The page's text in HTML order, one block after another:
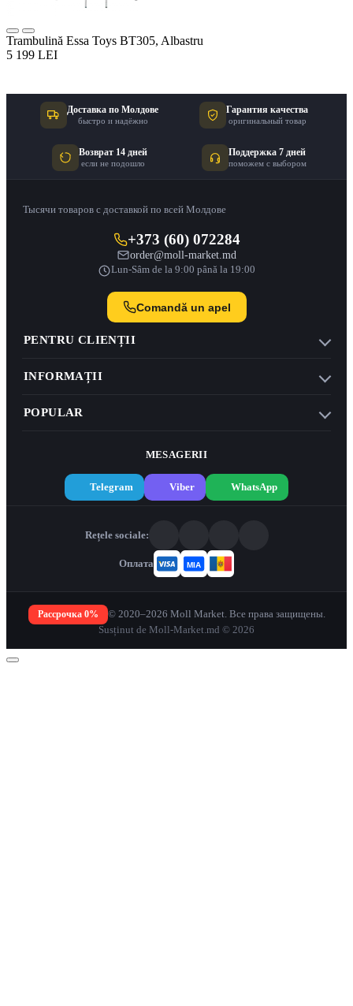
Trambulină Essa Toys BT305, Albastru
5 199 LEI
Доставка по Молдове
быстро и надёжно
Гарантия качества
оригинальный товар
Возврат 14 дней
если не подошло
Поддержка 7 дней
поможем с выбором
Тысячи товаров с доставкой по всей Молдове
+373 (60) 072284
order@moll-market.md
Lun-Sâm de la 9:00 până la 19:00
Comandă un apel
PENTRU CLIENȚII
INFORMAȚII
POPULAR
MESAGERII
Telegram Viber WhatsApp
Rețele sociale:
Оплата
Рассрочка 0%
© 2020–2026 Moll Market. Все права защищены.
Susținut de Moll-Market.md © 2026